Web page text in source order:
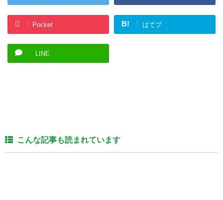
Pocket B! はてブ
LINE
こんな記事も読まれています